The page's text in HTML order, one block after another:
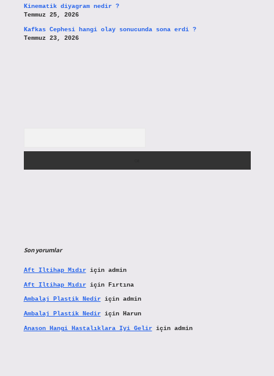
Kinematik diyagram nedir ?
Temmuz 25, 2026
Kafkas Cephesi hangi olay sonucunda sona erdi ?
Temmuz 23, 2026
Son yorumlar
Aft Iltihap Mıdıriçin admin
Aft Iltihap Mıdıriçin Fırtına
Ambalaj Plastik Nediriçin admin
Ambalaj Plastik Nediriçin Harun
Anason Hangi Hastalıklara Iyi Geliriçin admin